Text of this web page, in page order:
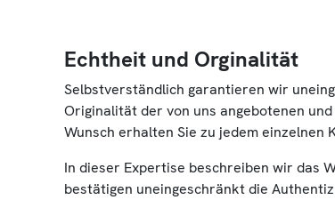
Echtheit und Orginalität
Selbstverständlich garantieren wir
Originalität der von uns angebotenen
Wunsch erhalten Sie zu jedem einzelnen
In dieser Expertise beschreiben wir das
bestätigen uneingeschränkt die